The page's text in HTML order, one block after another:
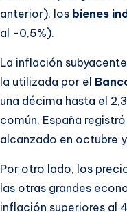
anterior), los bienes
al -0,5%).
La inflación
la utilizada por el
una décima hasta el
común, España registró
alcanzado en octubre
Por otro lado, los
las otras grandes
inflación superiores al